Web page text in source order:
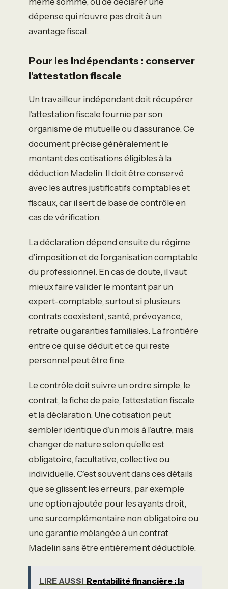
dépense qui n’ouvre pas droit à un
avantage fiscal.
Pour les indépendants : conserver
l’attestation fiscale
Un travailleur indépendant doit récupérer
l’attestation fiscale fournie par son
organisme de mutuelle ou d’assurance. Ce
document précise généralement le
montant des cotisations éligibles à la
déduction Madelin. Il doit être conservé
avec les autres justificatifs comptables et
fiscaux, car il sert de base de contrôle en
cas de vérification.
La déclaration dépend ensuite du régime
d’imposition et de l’organisation comptable
du professionnel. En cas de doute, il vaut
mieux faire valider le montant par un
expert-comptable, surtout si plusieurs
contrats coexistent, santé, prévoyance,
retraite ou garanties familiales. La frontière
entre ce qui se déduit et ce qui reste
personnel peut être fine.
Le contrôle doit suivre un ordre simple, le
contrat, la fiche de paie, l’attestation fiscale
et la déclaration. Une cotisation peut
sembler identique d’un mois à l’autre, mais
changer de nature selon qu’elle est
obligatoire, facultative, collective ou
individuelle. C’est souvent dans ces détails
que se glissent les erreurs, par exemple
une option ajoutée pour les ayants droit,
une surcomplémentaire non obligatoire ou
une garantie mélangée à un contrat
Madelin sans être entièrement déductible.
LIRE AUSSI Rentabilité financière : la